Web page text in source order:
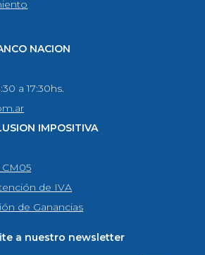
NACION
a 17:30hs.
IMPOSITIVA
de IVA
de Ganancias
a nuestro newsletter